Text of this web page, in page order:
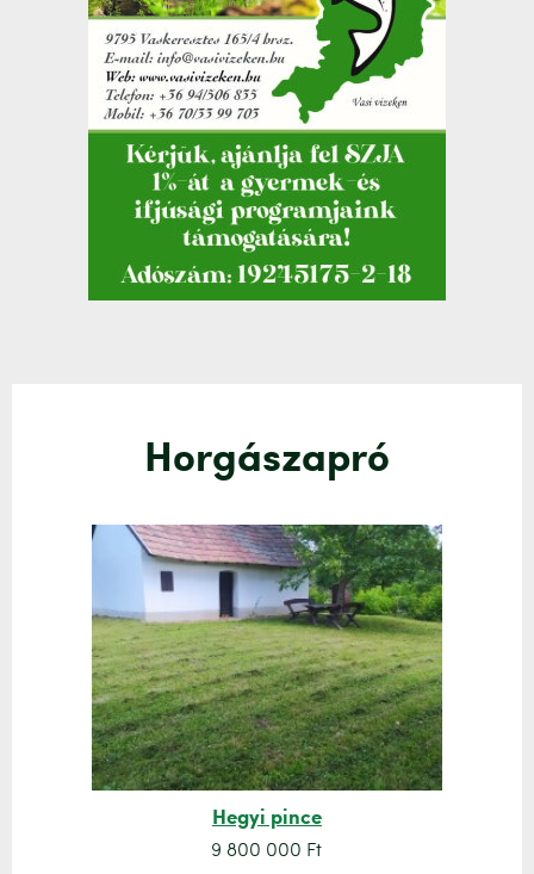
Horgászapró
Hegyi pince
9 800 000 Ft